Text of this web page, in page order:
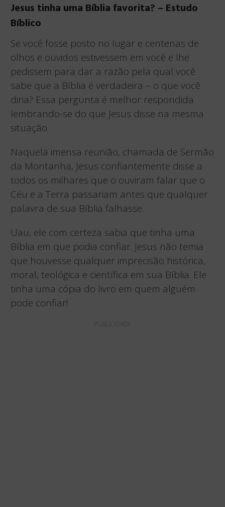
Jesus tinha uma Bíblia favorita? – Estudo
Bíblico
Se você fosse posto no lugar e centenas de
olhos e ouvidos estivessem em você e lhe
pedissem para dar a razão pela qual você
sabe que a Bíblia é verdadeira – o que você
diria? Essa pergunta é melhor respondida
lembrando-se do que Jesus disse na mesma
situação.
Naquela imensa reunião, chamada de Sermão
da Montanha, Jesus confiantemente disse a
todos os milhares que o ouviram falar que o
Céu e a Terra passariam antes que qualquer
palavra de sua Bíblia falhasse.
Uau, ele com certeza sabia que tinha uma
Bíblia em que podia confiar. Jesus não temia
que houvesse qualquer imprecisão histórica,
moral, teológica e científica em sua Bíblia. Ele
tinha uma cópia do livro em quem alguém
pode confiar!
PUBLICIDADE